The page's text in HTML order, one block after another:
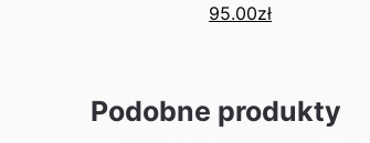
95.00zł
Podobne produkty